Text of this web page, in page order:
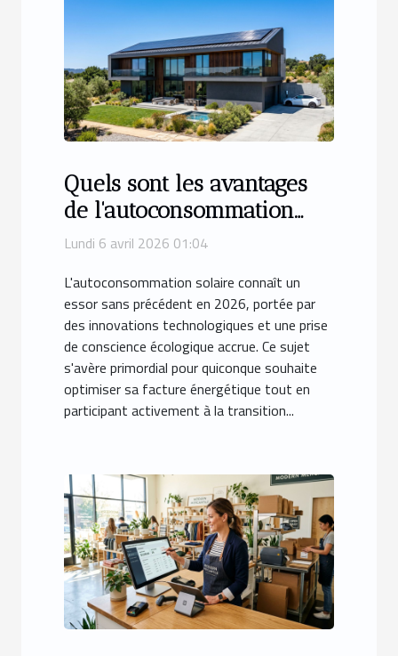
Quels sont les avantages
de l'autoconsommation
solaire en 2026 ?
Lundi 6 avril 2026 01:04
L'autoconsommation solaire connaît un
essor sans précédent en 2026, portée par
des innovations technologiques et une prise
de conscience écologique accrue. Ce sujet
s'avère primordial pour quiconque souhaite
optimiser sa facture énergétique tout en
participant activement à la transition...